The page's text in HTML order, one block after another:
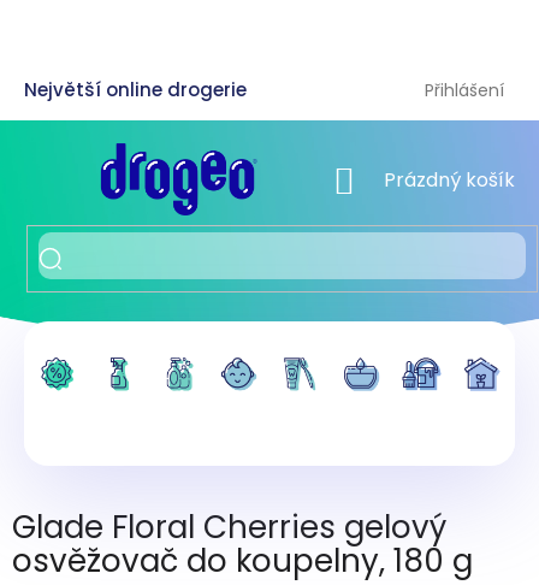
Přihlášení
NÁKUPNÍ KOŠÍK
Prázdný košík
Glade Floral Cherries gelový
osvěžovač do koupelny, 180 g